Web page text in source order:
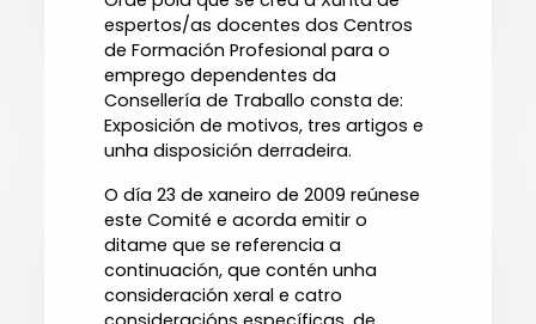
espertos/as docentes dos Centros
de Formación Profesional para o
emprego dependentes da
Consellería de Traballo consta de:
Exposición de motivos, tres artigos e
unha disposición derradeira.
O día 23 de xaneiro de 2009 reúnese
este Comité e acorda emitir o
ditame que se referencia a
continuación, que contén unha
consideración xeral e catro